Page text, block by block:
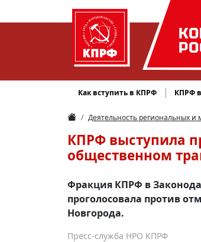
Как вступить в КПРФ КПРФ
Деятельность региональных и
КПРФ выступила
общественном
Фракция КПРФ в
проголосовала против
Новгорода.
Пресс-служба НРО КПРФ